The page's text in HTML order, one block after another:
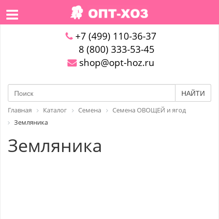
+7 (499) 110-36-37
8 (800) 333-53-45
shop@opt-hoz.ru
НАЙТИ
Главная Каталог Семена
Семена ОВОЩЕЙ и ягод
Земляника
Земляника